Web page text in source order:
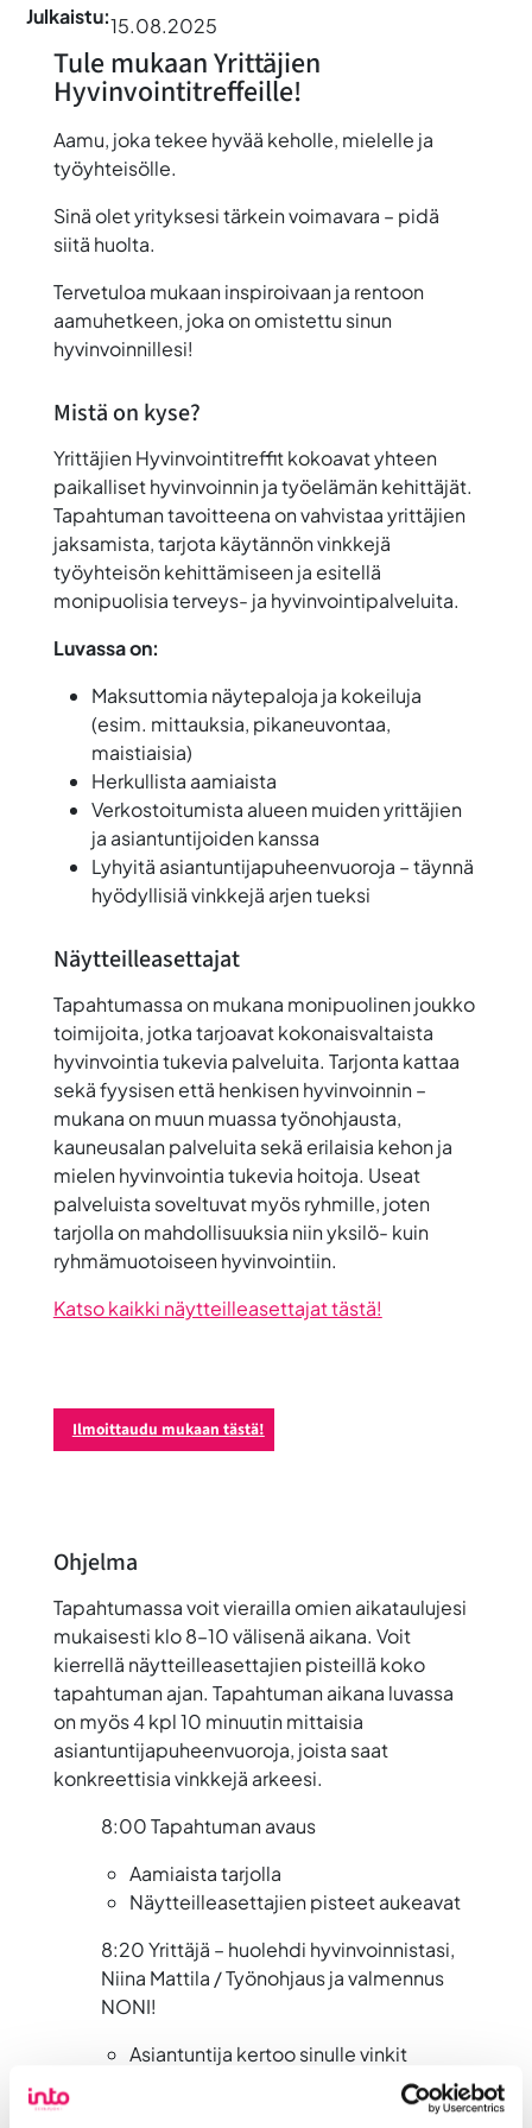
Julkaistu:15.08.2025
Tule mukaan Yrittäjien
Hyvinvointitreffeille!
Aamu, joka tekee hyvää keholle, mielelle ja
työyhteisölle.
Sinä olet yrityksesi tärkein voimavara – pidä
siitä huolta.
Tervetuloa mukaan inspiroivaan ja rentoon
aamuhetkeen, joka on omistettu sinun
hyvinvoinnillesi!
Mistä on kyse?
Yrittäjien Hyvinvointitreffit kokoavat yhteen
paikalliset hyvinvoinnin ja työelämän kehittäjät.
Tapahtuman tavoitteena on vahvistaa yrittäjien
jaksamista, tarjota käytännön vinkkejä
työyhteisön kehittämiseen ja esitellä
monipuolisia terveys- ja hyvinvointipalveluita.
Luvassa on:
Maksuttomia näytepaloja ja kokeiluja
(esim. mittauksia, pikaneuvontaa,
maistiaisia)
Herkullista aamiaista
Verkostoitumista alueen muiden yrittäjien
ja asiantuntijoiden kanssa
Lyhyitä asiantuntijapuheenvuoroja – täynnä
hyödyllisiä vinkkejä arjen tueksi
Näytteilleasettajat
Tapahtumassa on mukana monipuolinen joukko
toimijoita, jotka tarjoavat kokonaisvaltaista
hyvinvointia tukevia palveluita. Tarjonta kattaa
sekä fyysisen että henkisen hyvinvoinnin –
mukana on muun muassa työnohjausta,
kauneusalan palveluita sekä erilaisia kehon ja
mielen hyvinvointia tukevia hoitoja. Useat
palveluista soveltuvat myös ryhmille, joten
tarjolla on mahdollisuuksia niin yksilö- kuin
ryhmämuotoiseen hyvinvointiin.
Katso kaikki näytteilleasettajat tästä!
Ilmoittaudu mukaan tästä!
Ohjelma
Tapahtumassa voit vierailla omien aikataulujesi
mukaisesti klo 8–10 välisenä aikana. Voit
kierrellä näytteilleasettajien pisteillä koko
tapahtuman ajan. Tapahtuman aikana luvassa
on myös 4 kpl 10 minuutin mittaisia
asiantuntijapuheenvuoroja, joista saat
konkreettisia vinkkejä arkeesi.
8:00 Tapahtuman avaus
Aamiaista tarjolla
Näytteilleasettajien pisteet aukeavat
8:20 Yrittäjä – huolehdi hyvinvoinnistasi,
Niina Mattila / Työnohjaus ja valmennus
NONI!
Asiantuntija kertoo sinulle vinkit